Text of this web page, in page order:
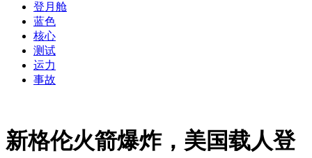
登月舱
蓝色
核心
测试
运力
事故
新格伦火箭爆炸，美国载人登